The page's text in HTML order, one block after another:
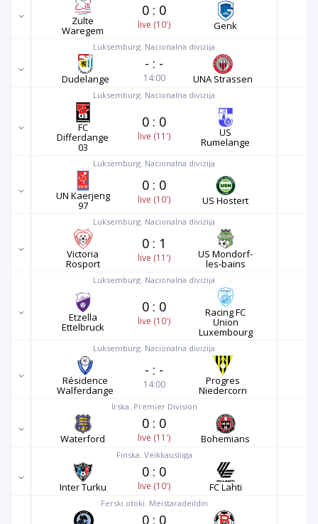
Zulte
Waregem
0 : 0
live (10') Genk
Luksemburg. Nacionalna divizija
Dudelange
- : -
14:00 UNA Strassen
Luksemburg. Nacionalna divizija
FC
Differdange
03
0 : 0
live (11') US
Rumelange
Luksemburg. Nacionalna divizija
UN Kaerjeng
97
0 : 0
live (10') US Hostert
Luksemburg. Nacionalna divizija
Victoria
Rosport
0 : 1
live (11') US Mondorf-
les-bains
Luksemburg. Nacionalna divizija
Etzella
Ettelbruck
0 : 0
live (10')
Racing FC
Union
Luxembourg
Luksemburg. Nacionalna divizija
Résidence
Walferdange
- : -
14:00 Progres
Niedercorn
Irska. Premier Division
Waterford
0 : 0
live (11') Bohemians
Finska. Veikkausliiga
Inter Turku
0 : 0
live (10') FC Lahti
Ferski otoki. Meistaradeildin
0 : 0